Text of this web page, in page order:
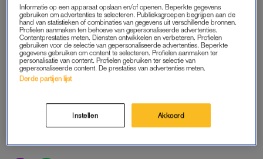
Informatie op een apparaat opslaan en/of openen. Beperkte gegevens
gebruiken om advertenties te selecteren. Publieksgroepen begrijpen aan de
hand van statistieken of combinaties van gegevens uit verschillende bronnen.
Profielen aanmaken ten behoeve van gepersonaliseerde advertenties.
Contentprestaties meten. Diensten ontwikkelen en verbeteren. Profielen
gebruiken voor de selectie van gepersonaliseerde advertenties. Beperkte
gegevens gebruiken om content te selecteren. Profielen aanmaken ter
personalisatie van content. Profielen gebruiken ter selectie van
gepersonaliseerde content. De prestaties van advertenties meten.
Derde partijen lijst
Instellen Akkoord